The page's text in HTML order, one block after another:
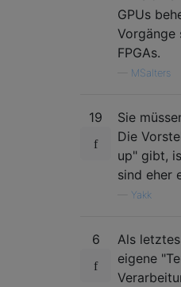
GPUs
Vorgänge
FPGAs.
MSalters
19
Sie
Die
up" gibt,
sind eher
Yakk
6
Als
eigene